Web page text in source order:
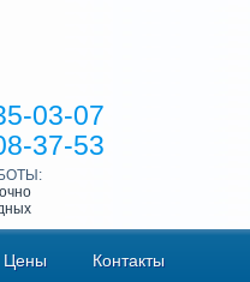
03-07
37-53
Цены Контакты